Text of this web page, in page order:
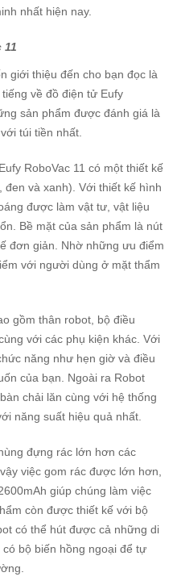
nhất hiện nay.
11
giới thiệu đến cho bạn đọc là
về đồ điện tử Eufy
sản phẩm được đánh giá là
túi tiền nhất.
RoboVac 11 có một thiết kế
và xanh). Với thiết kế hình
được làm vật tư, vật liệu
Bề mặt của sản phẩm là nút
đơn giản. Nhờ những ưu điểm
với người dùng ở mặt thẩm
gồm thân robot, bộ điều
với các phụ kiện khác. Với
năng như hẹn giờ và điều
của bạn. Ngoài ra Robot
chải lăn cùng với hệ thống
năng suất hiệu quả nhất.
đựng rác lớn hơn các
việc gom rác được lớn hơn,
giúp chúng làm việc
còn được thiết kế với bộ
có thể hút được cả những di
bộ biến hồng ngoại để tự